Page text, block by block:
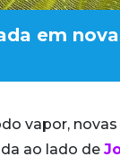
em
vapor,
ao lado de